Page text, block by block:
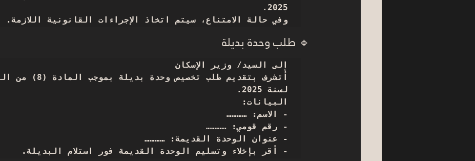
وفي حالة الامتناع، سيتم اتخاذ الإجراءات القانونية اللازمة.
🔹 طلب وحدة بديلة
- أقر بإخلاء وتسليم الوحدة القديمة فور استلام البديلة.